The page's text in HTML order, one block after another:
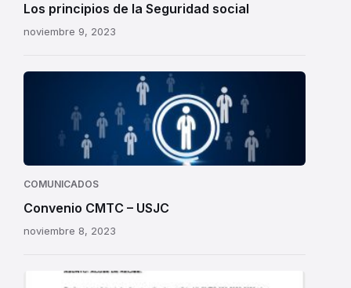
Los principios de la Seguridad social
noviembre 9, 2023
COMUNICADOS
Convenio CMTC – USJC
noviembre 8, 2023